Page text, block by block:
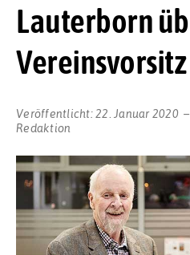
Lauterborn
Vereinsvorsitz
Veröffentlicht:22. Januar 2020
Redaktion